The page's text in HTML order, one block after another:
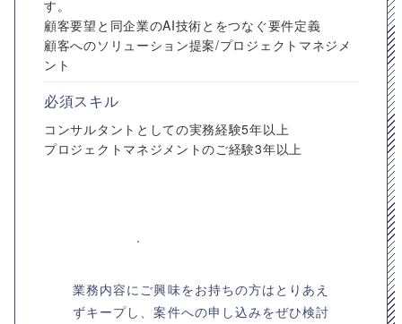
す。
顧客要望と同企業のAI技術とをつなぐ要件定義
顧客へのソリューション提案/プロジェクトマネジメ
ント
必須スキル
コンサルタントとしての実務経験5年以上
プロジェクトマネジメントのご経験3年以上
業務内容にご興味をお持ちの方はとりあえ
ずキープし、案件への申し込みをぜひ検討